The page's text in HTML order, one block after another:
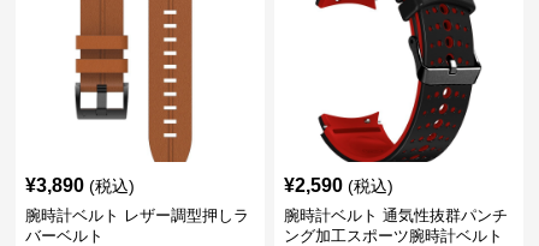
¥3,890 (税込)
腕時計ベルト レザー調型押しラ
バーベルト
¥2,590 (税込)
腕時計ベルト 通気性抜群パンチ
ング加工スポーツ腕時計ベルト